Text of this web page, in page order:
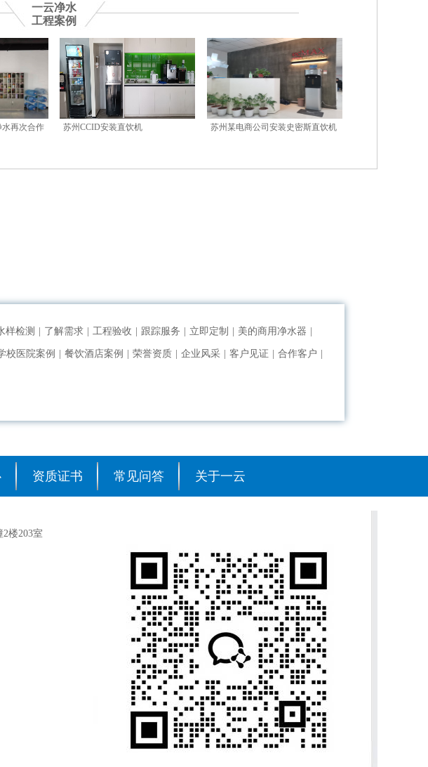
一云净水
工程案例
水再次合作 苏州CCID安装直饮机 苏州某电商公司安装史密斯直饮机
样检测 了解需求 工程验收 跟踪服务 立即定制 美的商用净水器
校医院案例 餐饮酒店案例 荣誉资质 企业风采 客户见证 合作客户
资质证书 常见问答 关于一云
楼203室